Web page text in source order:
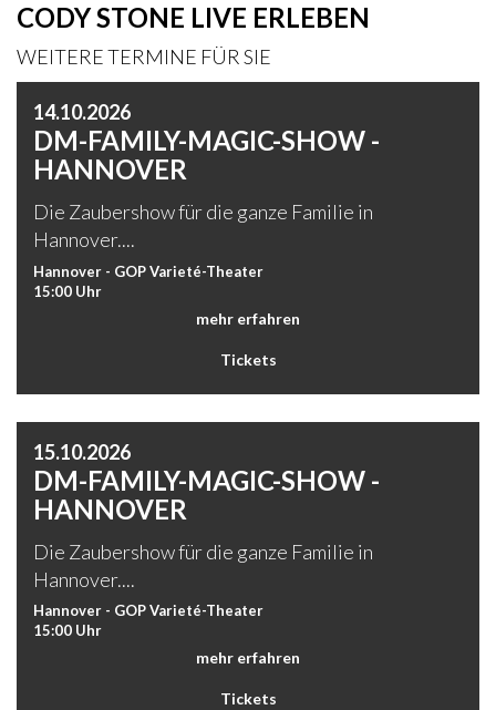
CODY STONE LIVE ERLEBEN
WEITERE TERMINE FÜR SIE
14.10.2026
DM-FAMILY-MAGIC-SHOW -
HANNOVER
Die Zaubershow für die ganze Familie in
Hannover....
Hannover - GOP Varieté-Theater
15:00 Uhr
mehr erfahren
Tickets
15.10.2026
DM-FAMILY-MAGIC-SHOW -
HANNOVER
Die Zaubershow für die ganze Familie in
Hannover....
Hannover - GOP Varieté-Theater
15:00 Uhr
mehr erfahren
Tickets